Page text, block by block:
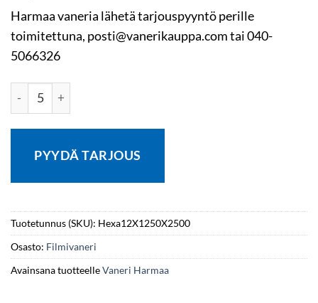
Harmaa vaneria lähetä tarjouspyyntö perille
toimitettuna, posti@vanerikauppa.com tai 040-
5066326
VANERI HARMAA 12X1250X2500 Koivu Hexa määrä
PYYDÄ TARJOUS
Tuotetunnus (SKU): Hexa12X1250X2500
Osasto: Filmivaneri
Avainsana tuotteelleVaneri Harmaa